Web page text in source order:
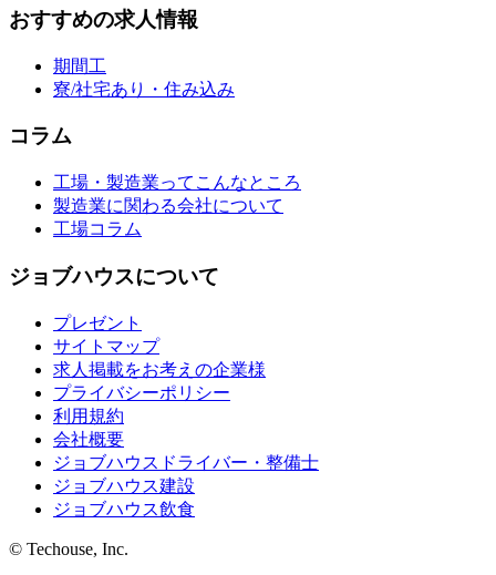
おすすめの求人情報
期間工
寮/社宅あり・住み込み
コラム
工場・製造業ってこんなところ
製造業に関わる会社について
工場コラム
ジョブハウスについて
プレゼント
サイトマップ
求人掲載をお考えの企業様
プライバシーポリシー
利用規約
会社概要
ジョブハウスドライバー・整備士
ジョブハウス建設
ジョブハウス飲食
© Techouse, Inc.